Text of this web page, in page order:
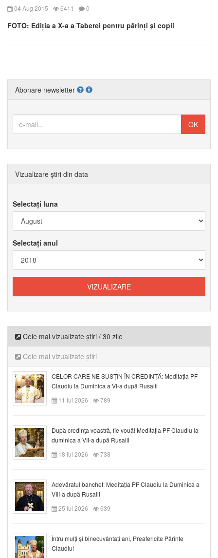
04 Aug 2015 6411 0
FOTO: Ediția a X-a a Taberei pentru părinți și copii
Abonare newsletter
Vizualizare știri din data
Selectați luna
Selectați anul
Cele mai vizualizate știri / 30 zile
Cele mai vizualizate știri
CELOR CARE NE SUSȚIN ÎN CREDINȚĂ: Meditația PF
Claudiu la Duminica a VI-a după Rusalii
11 Iul 2026
789
După credinţa voastră, fie vouă! Meditația PF Claudiu la
duminica a VII-a după Rusalii
18 Iul 2026
738
Adevăratul banchet: Meditația PF Claudiu la Duminica a
VIII-a după Rusalii
25 Iul 2026
639
Întru mulți și binecuvântați ani, Preafericite Părinte
Claudiu!